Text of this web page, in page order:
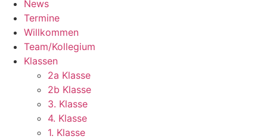
News
Termine
Willkommen
Team/Kollegium
Klassen
2a Klasse
2b Klasse
3. Klasse
4. Klasse
1. Klasse